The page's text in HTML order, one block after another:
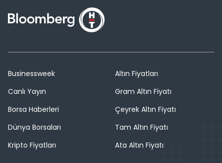
Businessweek
Canlı Yayın
Borsa Haberleri
Dünya Borsaları
Kripto Fiyatları
Altın Fiyatları
Gram Altın Fiyatı
Çeyrek Altın Fiyatı
Tam Altın Fiyatı
Ata Altın Fiyatı